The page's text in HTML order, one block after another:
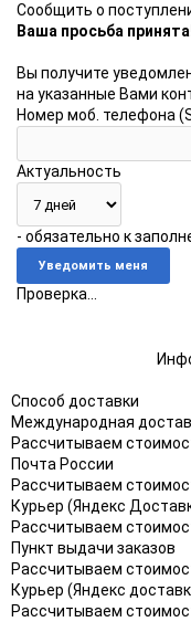
Сообщить о
Ваша просьба
Вы получите
на указанные Вами
Номер моб. телефона
Актуальность
- обязательно к
Проверка...
Способ доставки
Международная
Рассчитываем
Почта России
Рассчитываем
Курьер (Яндекс
Рассчитываем
Пункт выдачи заказов
Рассчитываем
Курьер (Яндекс
Рассчитываем